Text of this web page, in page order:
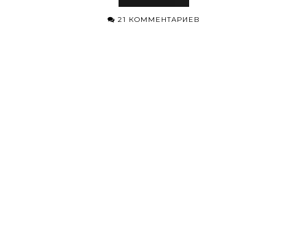
21 КОММЕНТАРИЕВ